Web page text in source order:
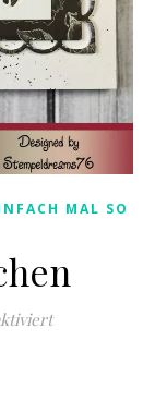
MAL SO
für Schnelles